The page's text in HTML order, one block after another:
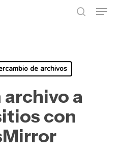
Menu
de archivos
archivo a
con